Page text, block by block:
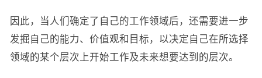
因此，当人们确定了自己的工作领域后，还需要进一步
发掘自己的能力、价值观和目标，以决定自己在所选择
领域的某个层次上开始工作及未来想要达到的层次。